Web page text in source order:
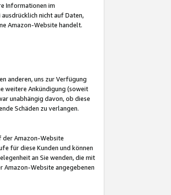
Informationen im
nicht auf Daten,
Amazon-Website handelt.
anderen, uns zur Verfügung
weitere Ankündigung (soweit
unabhängig davon, ob diese
Schäden zu verlangen.
der Amazon-Website
für diese Kunden und können
an Sie wenden, die mit
Amazon-Website angegebenen